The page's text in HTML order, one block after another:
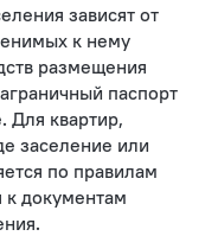
к нему
размещения
паспорт
Для квартир,
заселение или
по правилам
к документам